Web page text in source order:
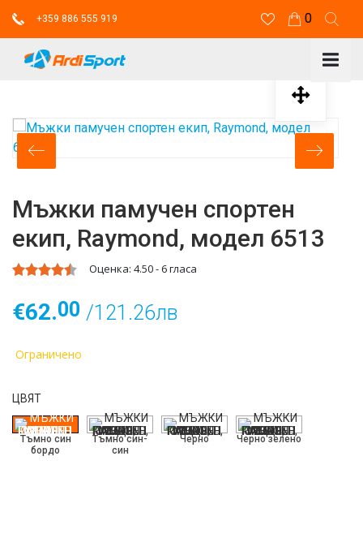
+359 886 555 919 0
Мъжки памучен спортен
екип, Raymond, модел 6513
Оценка: 4.50- 6гласа
€62.00 /121.26лв
Ограничено
ЦВЯТ
Тъмно син
бордо
Тъмно син-
син
Черно Черно зелено